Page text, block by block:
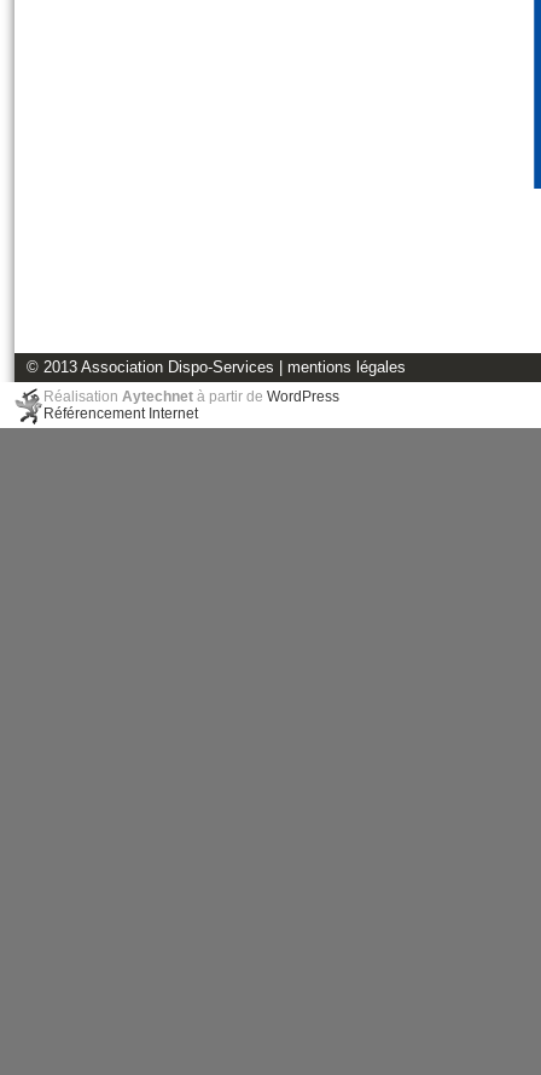
© 2013 Association Dispo-Services | mentions légales
Réalisation Aytechnet à partir de WordPress
Référencement Internet